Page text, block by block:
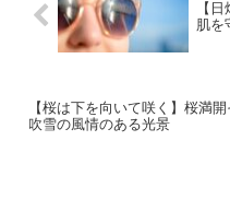
【
肌を
【桜は下を向いて咲く】桜満
吹雪の風情のある光景